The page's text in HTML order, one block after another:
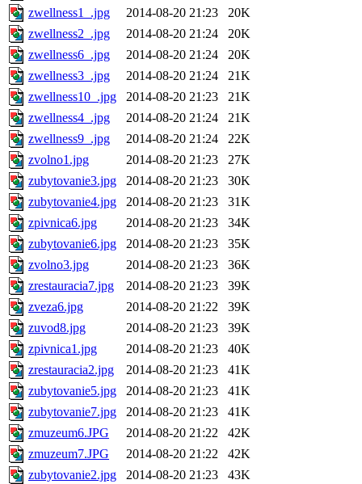
zwellness1_.jpg
2014-08-20 21:23
20K
zwellness2_.jpg
2014-08-20 21:24
20K
zwellness6_.jpg
2014-08-20 21:24
20K
zwellness3_.jpg
2014-08-20 21:24
21K
zwellness10_.jpg
2014-08-20 21:23
21K
zwellness4_.jpg
2014-08-20 21:24
21K
zwellness9_.jpg
2014-08-20 21:24
22K
zvolno1.jpg
2014-08-20 21:23
27K
zubytovanie3.jpg
2014-08-20 21:23
30K
zubytovanie4.jpg
2014-08-20 21:23
31K
zpivnica6.jpg
2014-08-20 21:23
34K
zubytovanie6.jpg
2014-08-20 21:23
35K
zvolno3.jpg
2014-08-20 21:23
36K
zrestauracia7.jpg
2014-08-20 21:23
39K
zveza6.jpg
2014-08-20 21:22
39K
zuvod8.jpg
2014-08-20 21:23
39K
zpivnica1.jpg
2014-08-20 21:23
40K
zrestauracia2.jpg
2014-08-20 21:23
41K
zubytovanie5.jpg
2014-08-20 21:23
41K
zubytovanie7.jpg
2014-08-20 21:23
41K
zmuzeum6.JPG
2014-08-20 21:22
42K
zmuzeum7.JPG
2014-08-20 21:22
42K
zubytovanie2.jpg
2014-08-20 21:23
43K